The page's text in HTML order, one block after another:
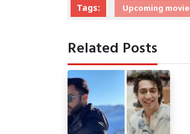
Tags: Upcoming movie
Related Posts